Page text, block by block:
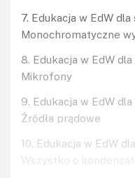
7. Edukacja w EdW
Monochromatyczne
8. Edukacja w EdW
Mikrofony
9. Edukacja w EdW
Źródła prądowe
10. Edukacja w EdW
Wszystko o